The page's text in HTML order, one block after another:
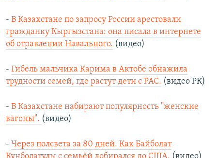
- В Казахстане по запросу России арестовали
гражданку Кыргызстана: она писала в интернете
об отравлении Навального. (видео)
- Гибель мальчика Карима в Актобе обнажила
трудности семей, где растут дети с РАС. (видео РК)
- В Казахстане набирают популярность "женские
вагоны". (видео)
- Через полсвета за 80 дней. Как Байболат